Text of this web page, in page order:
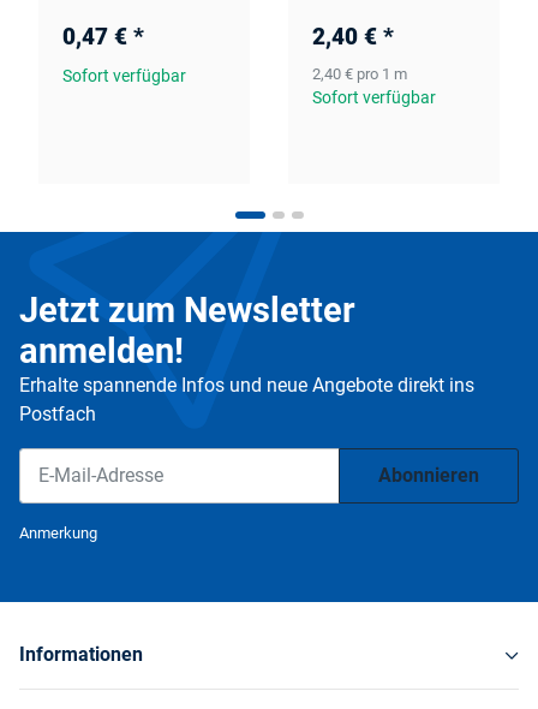
0,47 € *
Sofort verfügbar
2,40 € *
2,40 € pro 1 m
Sofort verfügbar
Jetzt zum Newsletter
anmelden!
Erhalte spannende Infos und neue Angebote direkt ins
Postfach
Abonnieren
Anmerkung
Informationen